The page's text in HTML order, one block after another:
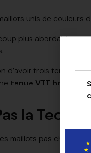
unis de couleurs
plus abordables
d’avoir trois tenues
tenue VTT homme
la Tech
maillots pas chers,